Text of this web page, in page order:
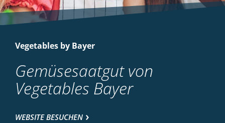
Vegetables by Bayer
Gemüsesaatgut von
Vegetables Bayer
WEBSITE BESUCHEN